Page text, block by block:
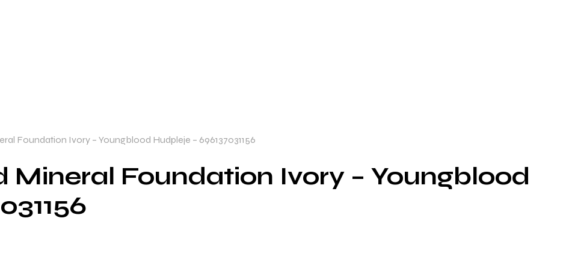
Foundation Ivory – Youngblood Hudpleje – 696137031156
Mineral Foundation Ivory – Youngblood